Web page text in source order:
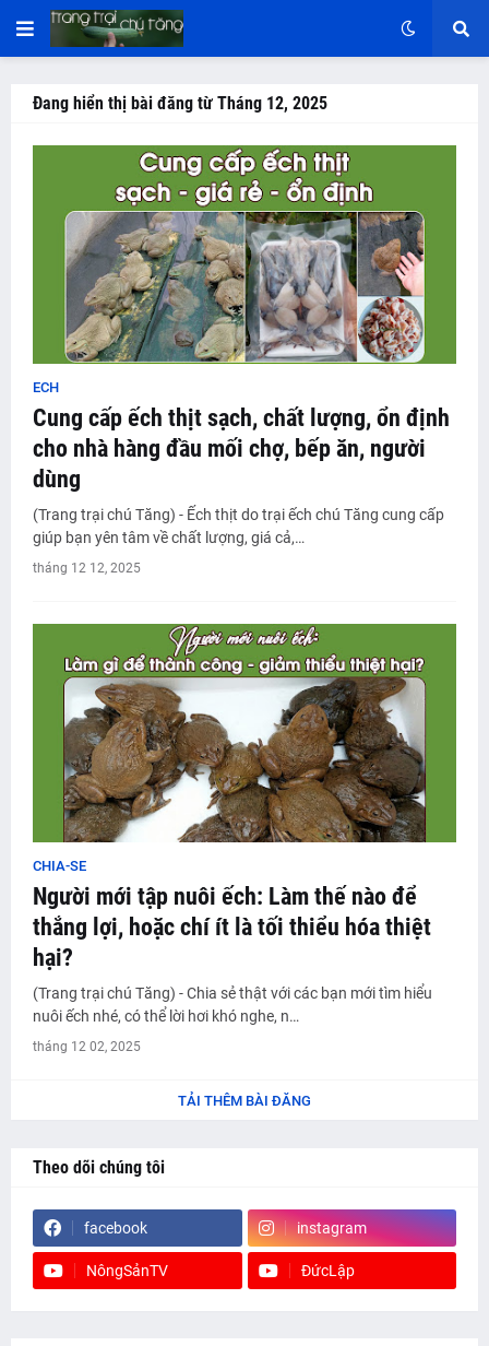
Đang hiển thị bài đăng từ Tháng 12, 2025
ECH
Cung cấp ếch thịt sạch, chất lượng, ổn định
cho nhà hàng đầu mối chợ, bếp ăn, người
dùng
(Trang trại chú Tăng) - Ếch thịt do trại ếch chú Tăng cung cấp
giúp bạn yên tâm về chất lượng, giá cả,…
tháng 12 12, 2025
CHIA-SE
Người mới tập nuôi ếch: Làm thế nào để
thắng lợi, hoặc chí ít là tối thiểu hóa thiệt
hại?
(Trang trại chú Tăng) - Chia sẻ thật với các bạn mới tìm hiểu
nuôi ếch nhé, có thể lời hơi khó nghe, n…
tháng 12 02, 2025
TẢI THÊM BÀI ĐĂNG
Theo dõi chúng tôi
facebook instagram
NôngSảnTV ĐứcLập